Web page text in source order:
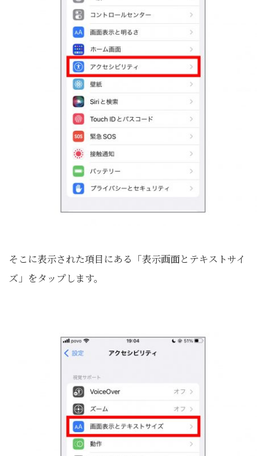
そこに表示された項目にある「表示画面とテキストサイ
ズ」をタップします。